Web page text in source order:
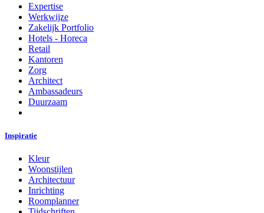
Expertise
Werkwijze
Zakelijk Portfolio
Hotels - Horeca
Retail
Kantoren
Zorg
Architect
Ambassadeurs
Duurzaam
Inspiratie
Kleur
Woonstijlen
Architectuur
Inrichting
Roomplanner